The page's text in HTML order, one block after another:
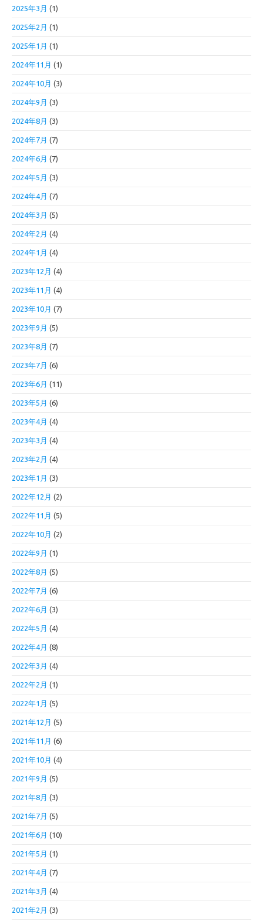
2025年3月 (1)
2025年2月 (1)
2025年1月 (1)
2024年11月 (1)
2024年10月 (3)
2024年9月 (3)
2024年8月 (3)
2024年7月 (7)
2024年6月 (7)
2024年5月 (3)
2024年4月 (7)
2024年3月 (5)
2024年2月 (4)
2024年1月 (4)
2023年12月 (4)
2023年11月 (4)
2023年10月 (7)
2023年9月 (5)
2023年8月 (7)
2023年7月 (6)
2023年6月 (11)
2023年5月 (6)
2023年4月 (4)
2023年3月 (4)
2023年2月 (4)
2023年1月 (3)
2022年12月 (2)
2022年11月 (5)
2022年10月 (2)
2022年9月 (1)
2022年8月 (5)
2022年7月 (6)
2022年6月 (3)
2022年5月 (4)
2022年4月 (8)
2022年3月 (4)
2022年2月 (1)
2022年1月 (5)
2021年12月 (5)
2021年11月 (6)
2021年10月 (4)
2021年9月 (5)
2021年8月 (3)
2021年7月 (5)
2021年6月 (10)
2021年5月 (1)
2021年4月 (7)
2021年3月 (4)
2021年2月 (3)